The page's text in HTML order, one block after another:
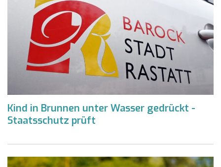
Kind in Brunnen unter Wasser gedrückt -
Staatsschutz prüft